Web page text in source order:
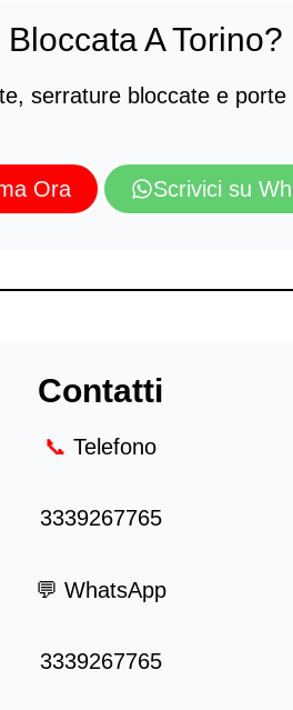
Bloccata A Torino?
serrature bloccate e
Ora Scrivici su
Contatti
📞 Telefono
3339267765
💬 WhatsApp
3339267765